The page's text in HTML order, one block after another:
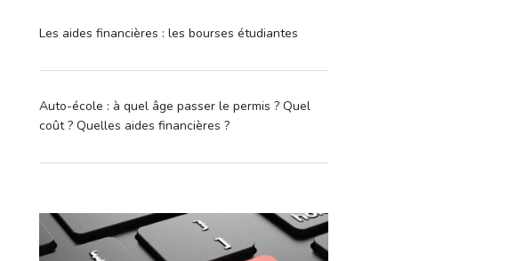
Les aides financières : les bourses étudiantes
Auto-école : à quel âge passer le permis ? Quel
coût ? Quelles aides financières ?